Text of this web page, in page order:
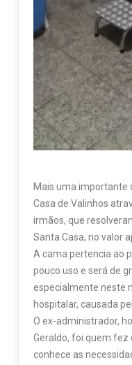
Mais uma importante
Casa de Valinhos
irmãos, que
Santa Casa, no valor
A cama pertencia ao
pouco uso e será de
especialmente neste
hospitalar, causada
O ex-administrador,
Geraldo, foi quem fez
conhece as